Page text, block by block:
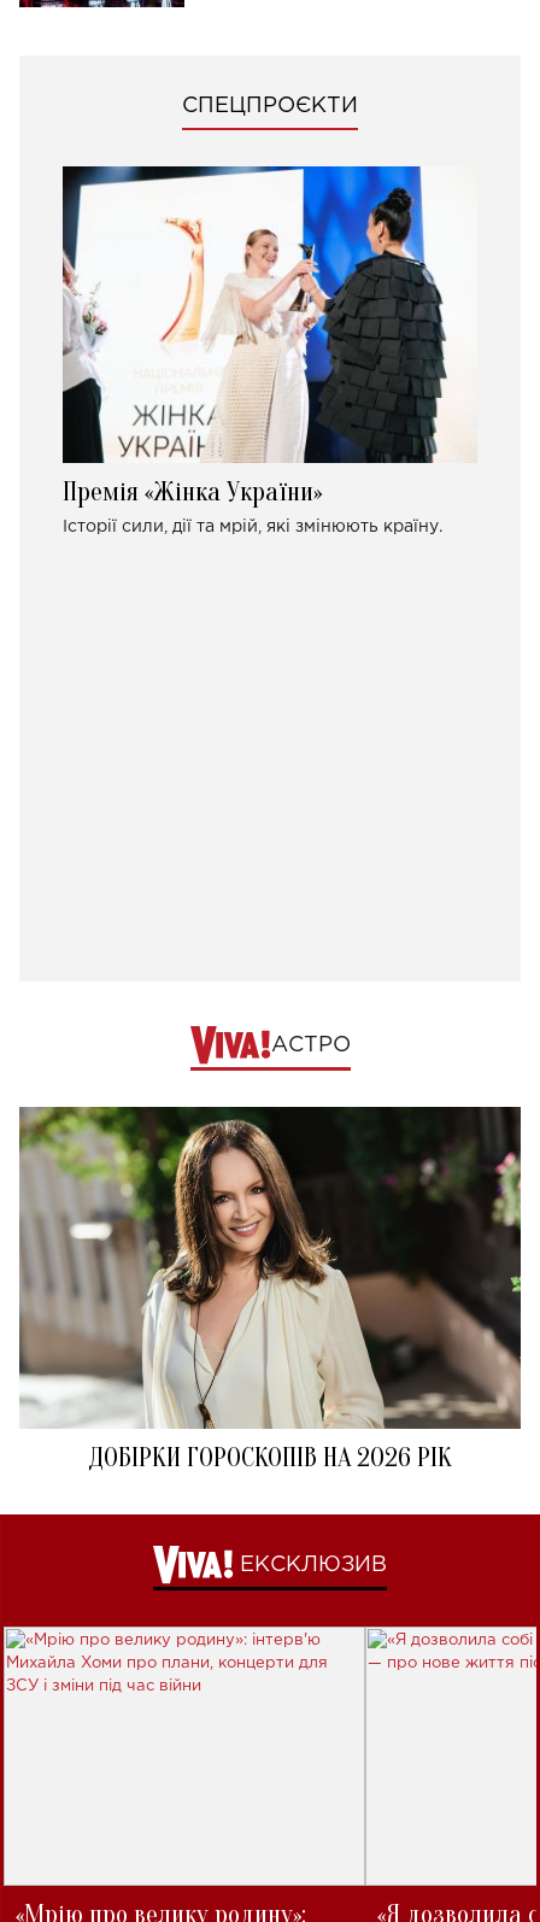
СПЕЦПРОЄКТИ
Премія «Жінка України»
Історії сили, дії та мрій, які змінюють країну.
АСТРО
ДОБІРКИ ГОРОСКОПІВ НА 2026 РІК
ЕКСКЛЮЗИВ
«Мрію про велику родину»: «Я дозволила